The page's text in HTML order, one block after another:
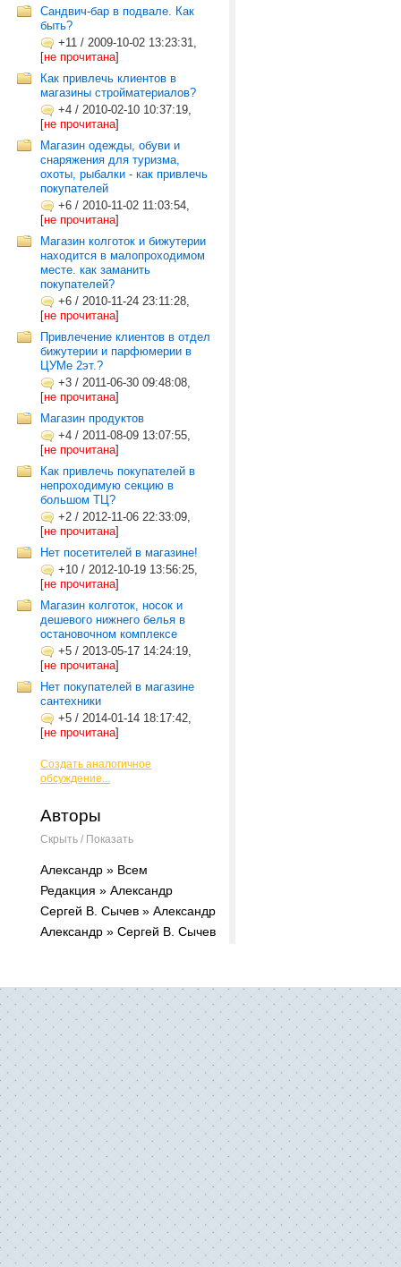
Сандвич-бар в подвале. Как
быть?
+11 / 2009-10-02 13:23:31,
[не прочитана]
Как привлечь клиентов в
магазины стройматериалов?
+4 / 2010-02-10 10:37:19,
[не прочитана]
Магазин одежды, обуви и
снаряжения для туризма,
охоты, рыбалки - как привлечь
покупателей
+6 / 2010-11-02 11:03:54,
[не прочитана]
Магазин колготок и бижутерии
находится в малопроходимом
месте. как заманить
покупателей?
+6 / 2010-11-24 23:11:28,
[не прочитана]
Привлечение клиентов в отдел
бижутерии и парфюмерии в
ЦУМе 2эт.?
+3 / 2011-06-30 09:48:08,
[не прочитана]
Магазин продуктов
+4 / 2011-08-09 13:07:55,
[не прочитана]
Как привлечь покупателей в
непроходимую секцию в
большом ТЦ?
+2 / 2012-11-06 22:33:09,
[не прочитана]
Нет посетителей в магазине!
+10 / 2012-10-19 13:56:25,
[не прочитана]
Магазин колготок, носок и
дешевого нижнего белья в
остановочном комплексе
+5 / 2013-05-17 14:24:19,
[не прочитана]
Нет покупателей в магазине
сантехники
+5 / 2014-01-14 18:17:42,
[не прочитана]
Создать аналогичное
обсуждение...
Авторы
Скрыть / Показать
Александр » Всем
Редакция » Александр
Сергей В. Сычев » Александр
Александр » Сергей В. Сычев